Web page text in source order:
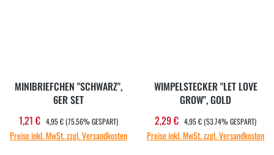
MINIBRIEFCHEN "SCHWARZ",
6ER SET
Verkaufspreis:
1,21 € REGULÄRER PREIS:
4,95 €(75.56% GESPART)
Preise inkl. MwSt. zzgl. Versandkosten
WIMPELSTECKER "LET LOVE
GROW", GOLD
Verkaufspreis:
2,29 € REGULÄRER PREIS:
4,95 €(53.74% GESPART)
Preise inkl. MwSt. zzgl. Versandkosten